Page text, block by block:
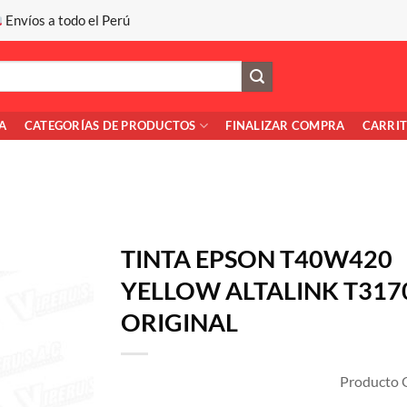
Envíos a todo el Perú
CATEGORÍAS DE PRODUCTOS FINALIZAR COMPRA
TINTA EPSON T40W420
YELLOW ALTALINK
ORIGINAL
Producto